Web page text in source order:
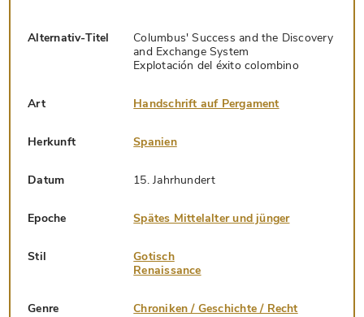
Alternativ-Titel
Columbus' Success and the Discovery
and Exchange System
Explotación del éxito colombino
Art Handschrift auf Pergament
Herkunft Spanien
Datum 15. Jahrhundert
Epoche Spätes Mittelalter und jünger
Stil
Gotisch
Renaissance
Genre Chroniken / Geschichte / Recht